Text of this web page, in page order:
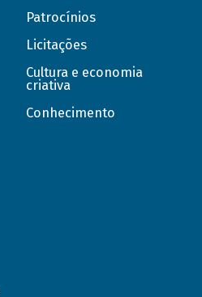
Patrocínios
Licitações
Cultura e economia
criativa
Conhecimento